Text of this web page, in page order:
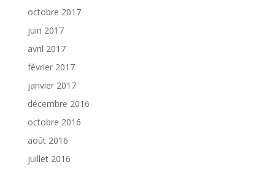
octobre 2017
juin 2017
avril 2017
février 2017
janvier 2017
décembre 2016
octobre 2016
août 2016
juillet 2016